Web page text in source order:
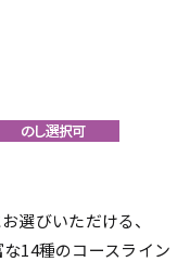
選びいただける、
14種のコースライン